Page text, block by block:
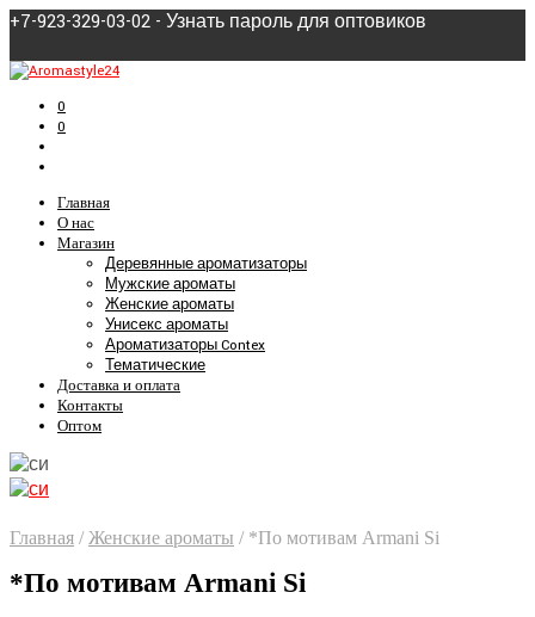
+7-923-329-03-02 - Узнать пароль для оптовиков
0
0
Главная
О нас
Магазин
Деревянные ароматизаторы
Мужские ароматы
Женские ароматы
Унисекс ароматы
Ароматизаторы Contex
Тематические
Доставка и оплата
Контакты
Оптом
Главная / Женские ароматы /*По мотивам Armani Si
*По мотивам Armani Si